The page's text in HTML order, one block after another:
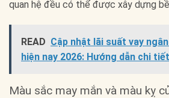
quan hệ đều có thể được xây dựng
READ Cập nhật lãi suất vay
hiện nay 2026: Hướng dẫn chi tiết
Màu sắc may mắn và màu kỵ